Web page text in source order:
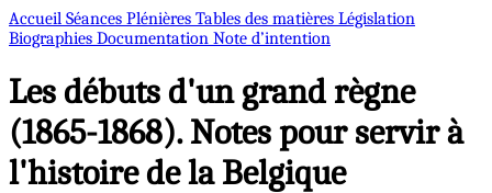
Accueil Séances Plénières Tables des matières Législation
Biographies Documentation Note d’intention
Les débuts d'un grand règne
(1865-1868). Notes pour servir à
l'histoire de la Belgique